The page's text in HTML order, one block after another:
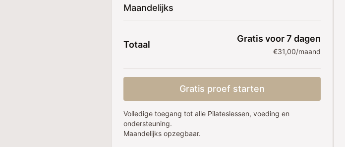
Maandelijks
Totaal
Gratis voor 7 dagen
€31,00/maand
Gratis proef starten
Volledige toegang tot alle Pilateslessen, voeding en
ondersteuning.
Maandelijks opzegbaar.